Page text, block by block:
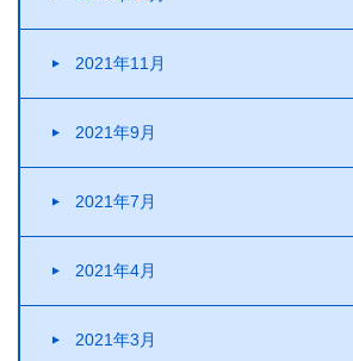
2021年11月
2021年9月
2021年7月
2021年4月
2021年3月